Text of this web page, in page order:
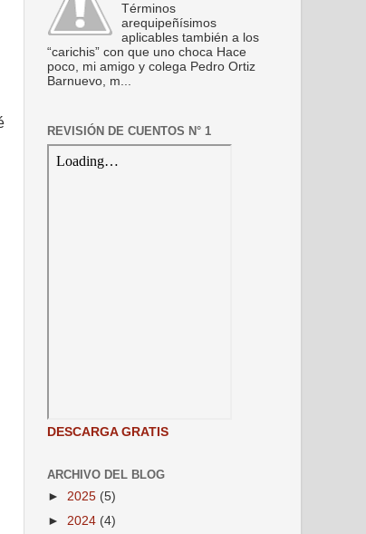
Términos
arequipeñísimos
aplicables también a los
“carichis” con que uno choca Hace
poco, mi amigo y colega Pedro Ortiz
Barnuevo, m...
REVISIÓN DE CUENTOS N° 1
DESCARGA GRATIS
ARCHIVO DEL BLOG
► 2025 (5)
► 2024 (4)